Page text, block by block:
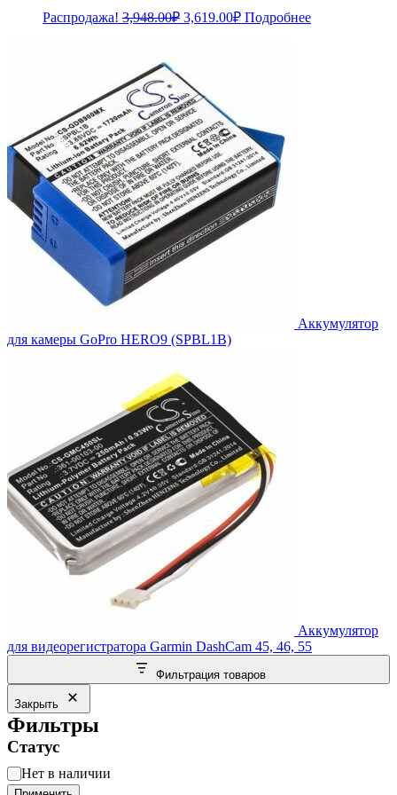
Распродажа! 3,948.00₽ Первоначальная
3,619.00₽Текущая
цена:
Подробнее
Аккумулятор
для камеры GoPro HERO9 (SPBL1B)
Аккумулятор
для видеорегистратора Garmin DashCam 45, 46, 55
Фильтрация товаров
Закрыть
Фильтры
Статус
Статус
Нет в наличии